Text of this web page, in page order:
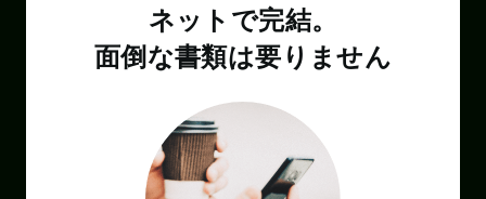
ネットで完結。
面倒な書類は要りません